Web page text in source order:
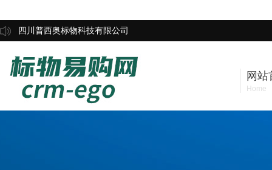
四川普西奥标物科技有限公司
网站
Home